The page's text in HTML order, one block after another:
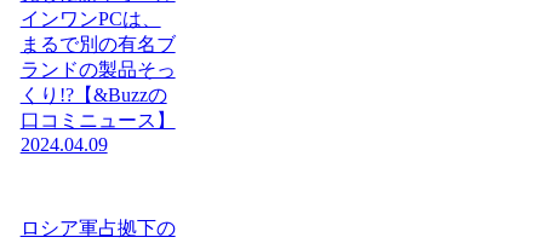
インワンPCは、
まるで別の有名ブ
ランドの製品そっ
くり!?【&Buzzの
口コミニュース】
2024.04.09
ロシア軍占拠下の